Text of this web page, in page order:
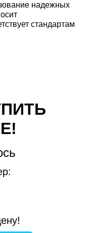
надежных
стандартам